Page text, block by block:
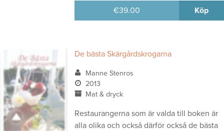
€39.00 Köp
De bästa Skärgårdskrogarna
Manne Stenros
2013
Mat & dryck
Restaurangerna som är valda till boken är
alla olika och också därför också de bästa